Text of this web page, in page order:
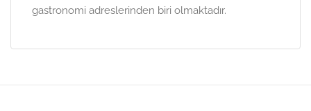
gastronomi adreslerinden biri olmaktadır.